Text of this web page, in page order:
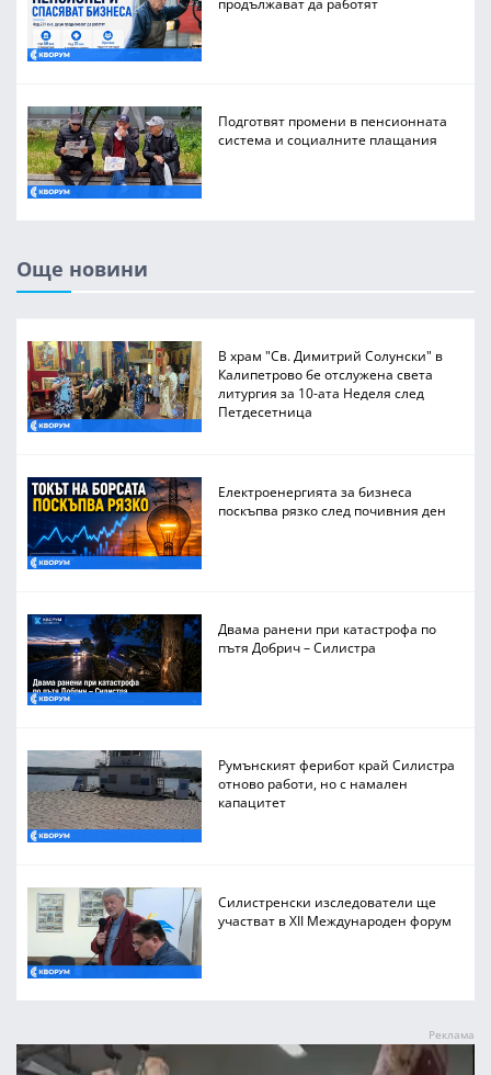
Подготвят промени в пенсионната
система и социалните плащания
Още новини
В храм "Св. Димитрий Солунски" в
Калипетрово бе отслужена света
литургия за 10-ата Неделя след
Петдесетница
Електроенергията за бизнеса
поскъпва рязко след почивния ден
Двама ранени при катастрофа по
пътя Добрич – Силистра
Румънският ферибот край Силистра
отново работи, но с намален
капацитет
Силистренски изследователи ще
участват в XII Международен форум